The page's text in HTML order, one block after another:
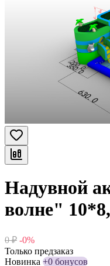
Надувной
волне"
0 ₽ -0%
Только предзаказ
Новинка +0 бонусов